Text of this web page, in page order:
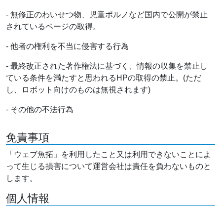
- 無修正のわいせつ物、児童ポルノなど国内で公開が禁止
されているページの取得。
- 他者の権利を不当に侵害する行為
- 最終改正された著作権法に基づく、情報の収集を禁止し
ている条件を満たすと思われるHPの取得の禁止。(ただ
し、ロボット向けのものは無視されます)
- その他の不法行為
免責事項
「ウェブ魚拓」を利用したこと又は利用できないことによ
って生じる損害について運営会社は責任を負わないものと
します。
個人情報